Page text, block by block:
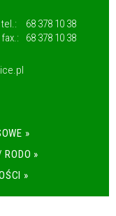
tel.:
68 378 10 38
fax.:
68 378 10 38
»
RODO »
»